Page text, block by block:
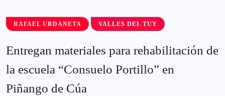
RAFAEL URDANETA VALLES DEL TUY
Entregan materiales para rehabilitación de
la escuela “Consuelo Portillo” en
Piñango de Cúa